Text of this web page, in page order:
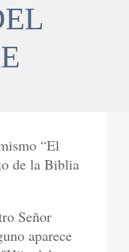
“El
de la Biblia
Señor
aparece